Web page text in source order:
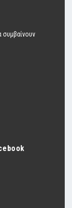
συμβαίνουν